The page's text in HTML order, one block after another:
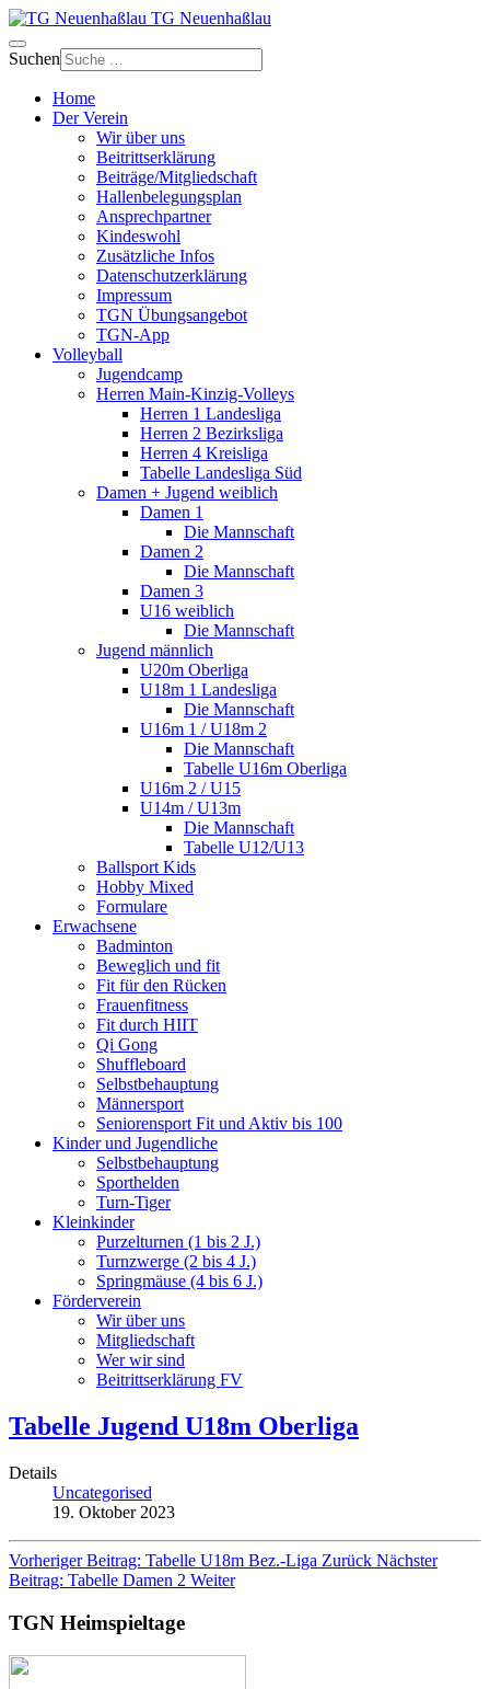
TG Neuenhaßlau
Suchen
Home
Der Verein
Wir über uns
Beitrittserklärung
Beiträge/Mitgliedschaft
Hallenbelegungsplan
Ansprechpartner
Kindeswohl
Zusätzliche Infos
Datenschutzerklärung
Impressum
TGN Übungsangebot
TGN-App
Volleyball
Jugendcamp
Herren Main-Kinzig-Volleys
Herren 1 Landesliga
Herren 2 Bezirksliga
Herren 4 Kreisliga
Tabelle Landesliga Süd
Damen + Jugend weiblich
Damen 1
Die Mannschaft
Damen 2
Die Mannschaft
Damen 3
U16 weiblich
Die Mannschaft
Jugend männlich
U20m Oberliga
U18m 1 Landesliga
Die Mannschaft
U16m 1 / U18m 2
Die Mannschaft
Tabelle U16m Oberliga
U16m 2 / U15
U14m / U13m
Die Mannschaft
Tabelle U12/U13
Ballsport Kids
Hobby Mixed
Formulare
Erwachsene
Badminton
Beweglich und fit
Fit für den Rücken
Frauenfitness
Fit durch HIIT
Qi Gong
Shuffleboard
Selbstbehauptung
Männersport
Seniorensport Fit und Aktiv bis 100
Kinder und Jugendliche
Selbstbehauptung
Sporthelden
Turn-Tiger
Kleinkinder
Purzelturnen (1 bis 2 J.)
Turnzwerge (2 bis 4 J.)
Springmäuse (4 bis 6 J.)
Förderverein
Wir über uns
Mitgliedschaft
Wer wir sind
Beitrittserklärung FV
Tabelle Jugend U18m Oberliga
Details
Uncategorised
19. Oktober 2023
Vorheriger Beitrag: Tabelle U18m Bez.-Liga Zurück Nächster
Beitrag: Tabelle Damen 2 Weiter
TGN Heimspieltage